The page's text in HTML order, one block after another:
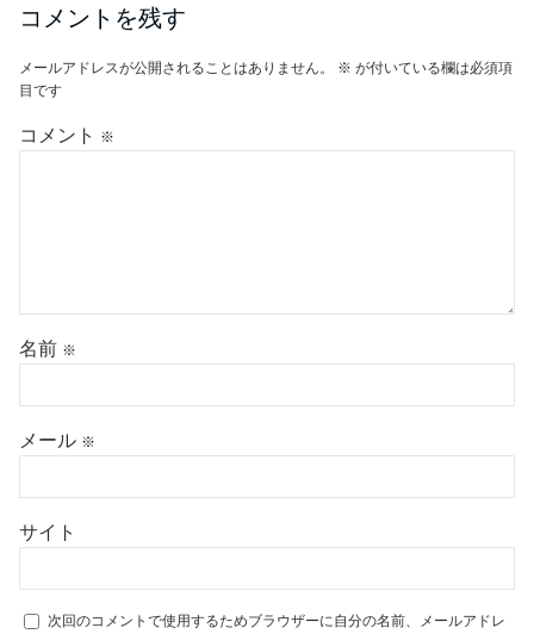
コメントを残す
メールアドレスが公開されることはありません。 ※ が付いている欄は必須項
目です
コメント ※
名前 ※
メール ※
サイト
次回のコメントで使用するためブラウザーに自分の名前、メールアドレ